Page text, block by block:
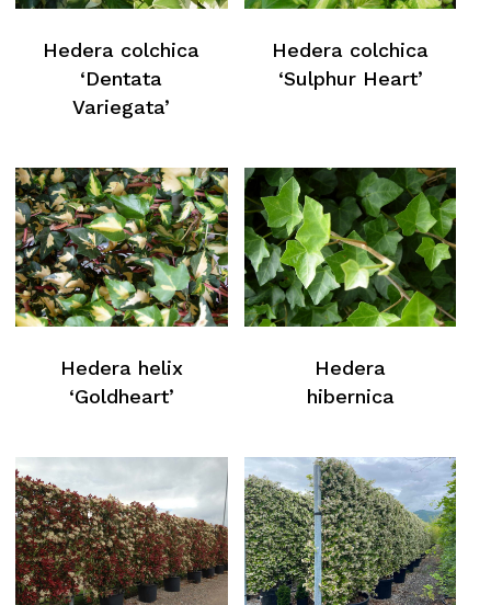
Hedera colchica
‘Dentata
Variegata’
Hedera colchica
‘Sulphur Heart’
Hedera helix
‘Goldheart’
Hedera
hibernica